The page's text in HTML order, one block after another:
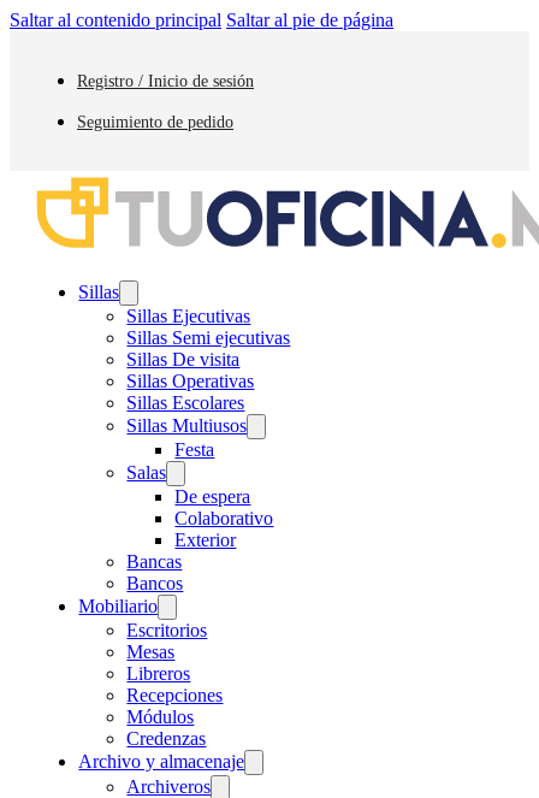
Saltar al contenido principal Saltar al pie de página
Registro / Inicio de sesión
Seguimiento de pedido
Sillas
Sillas Ejecutivas
Sillas Semi ejecutivas
Sillas De visita
Sillas Operativas
Sillas Escolares
Sillas Multiusos
Festa
Salas
De espera
Colaborativo
Exterior
Bancas
Bancos
Mobiliario
Escritorios
Mesas
Libreros
Recepciones
Módulos
Credenzas
Archivo y almacenaje
Archiveros